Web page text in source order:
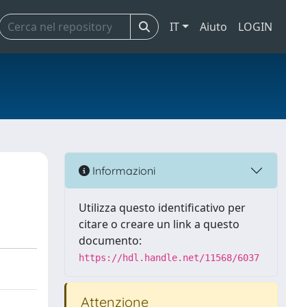
IT Aiuto LOGIN
Informazioni
Utilizza questo identificativo per
citare o creare un link a questo
documento:
https://hdl.handle.net/11568/6037
Attenzione